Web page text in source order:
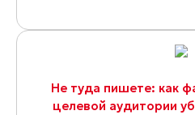
Не туда пишете: как
целевой аудитории